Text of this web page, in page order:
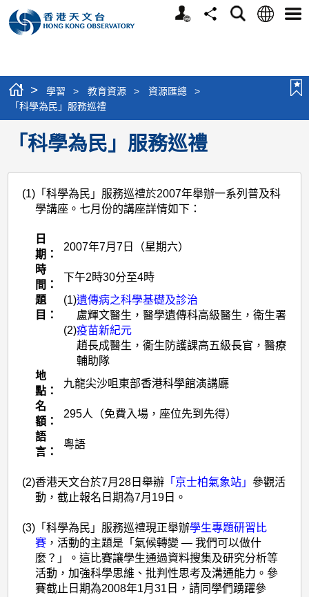
個
分
搜
語
選
> 學習 > 教育資源 > 資源匯總
>
「科學為民」服務巡禮
「科學為民」服務巡禮
(1) 「科學為民」服務巡禮於2007年舉辦一系列普及科
學講座。七月份的講座詳情如下：
日
期：
2007年7月7日（星期六）
時
間：
下午2時30分至4時
題
目：
(1)遺傳病之科學基礎及診治
盧輝文醫生，醫學遺傳科高級醫生，衞生署
(2)疫苗新紀元
趙長成醫生，衞生防護課高五級長官，醫療
輔助隊
地
點：
九龍尖沙咀東部香港科學館演講廳
名
額：
295人（免費入場，座位先到先得）
語
言：
粵語
(2)香港天文台於7月28日舉辦 「京士柏氣象站」參觀活
動，截止報名日期為7月19日。
(3) 「科學為民」服務巡禮現正舉辦學生專題研習比
賽 ，活動的主題是「氣候轉變 — 我們可以做什
麼？」。這比賽讓學生通過資料搜集及研究分析等
活動，加強科學思維、批判性思考及溝通能力。參
賽截止日期為2008年1月31日，請同學們踴躍參